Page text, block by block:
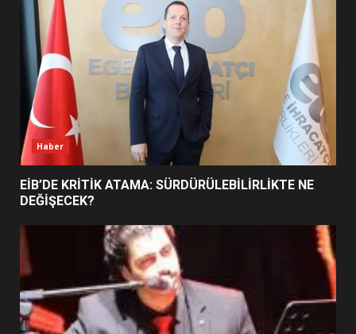
5
6
BURHANİYE SATRANÇ
TURNUVASI KAYITLARI NEYİ
DEĞİŞTİRİYOR?
BURHANİYE BELEDİYESPOR’DA
YENİ YÖNETİM NASIL
Haber
EİB’DE KRİTİK ATAMA: SÜRDÜRÜLEBİLİRLİKTE NE
DEĞİŞECEK?